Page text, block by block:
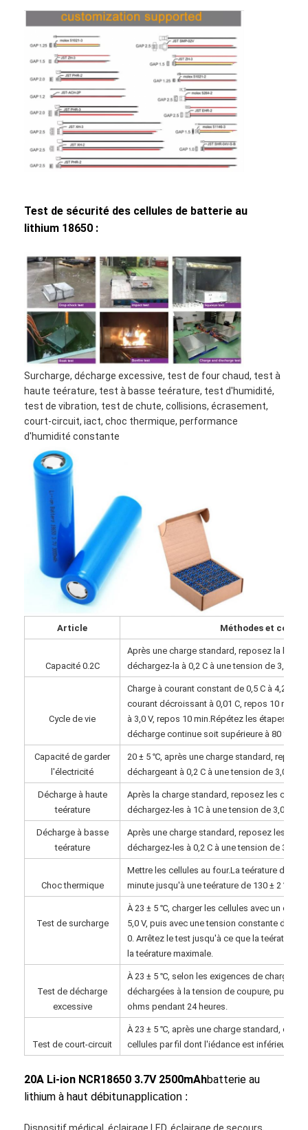
NiMH rechargeables Batteries
piles rechargeables NiCd
Chargeur de batterie LCD
packs de batteries NiMH
NiCd batteries rechargeables
packs de batteries au lithium ionique
Batterie de Li Socl2
Batterie au lithium primaire
batterie de voiture hybride
Test de sécurité des cellules de batterie au
lithium 18650 :
Surcharge, décharge excessive, test de four chaud, test à
haute teérature, test à basse teérature, test d'humidité,
test de vibration, test de chute, collisions, écrasement,
court-circuit, iact, choc thermique, performance
d'humidité constante
Article Méthodes et
Capacité 0.2C
Après une charge standard, reposez la
déchargez-la à 0,2 C à une tension de 3,0 V,
Cycle de vie
Charge à courant constant de 0,5 C à 4,2 V,
courant décroissant à 0,01 C, repos 10 min,
à 3,0 V, repos 10 min.Répétez les étapes ci-
décharge continue soit supérieure à 80 %
Capacité de garder
l'électricité
20 ± 5 ℃, après une charge standard,
déchargeant à 0,2 C à une tension de 3,0 V,
Décharge à haute
teérature
Après la charge standard, reposez les
déchargez-les à 1C à une tension de 3,0 V,
Décharge à basse
teérature
Après une charge standard, reposez les
déchargez-les à 0,2 C à une tension de 3,0
Choc thermique
Mettre les cellules au four.La teérature du
minute jusqu'à une teérature de 130 ± 2 ℃ et
Test de surcharge
À 23 ± 5 ℃, charger les cellules avec un
5,0 V, puis avec une tension constante de
0. Arrêtez le test jusqu'à ce que la teérature
la teérature maximale.
Test de décharge
excessive
À 23 ± 5 ℃, selon les exigences de charge
déchargées à la tension de coupure, puis
ohms pendant 24 heures.
Test de court-circuit
À 23 ± 5 ℃, après une charge standard,
cellules par fil dont l'iédance est inférieure à
20A Li-ion NCR18650 3.7V 2500mAhbatterie au
lithium à haut débitunapplication :
Dispositif médical, éclairage LED, éclairage de secours,